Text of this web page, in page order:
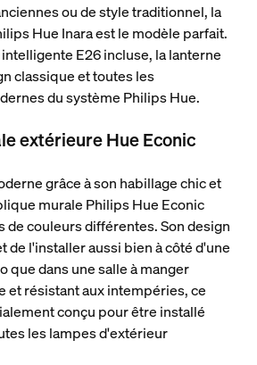
ou de style traditionnel, la
Hue Inara est le modèle parfait.
E26 incluse, la lanterne
classique et toutes les
du système Philips Hue.
extérieure Hue Econic
grâce à son habillage chic et
murale Philips Hue Econic
de couleurs différentes. Son design
de l'installer aussi bien à côté d'une
que dans une salle à manger
et résistant aux intempéries, ce
conçu pour être installé
les lampes d'extérieur